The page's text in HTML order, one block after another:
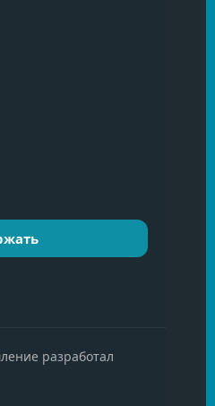
разработал